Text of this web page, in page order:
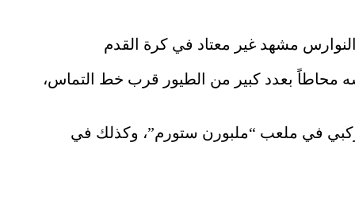
محاطاً بعدد كبير من الطيور قرب خط التماس،
في ملعب “ملبورن ستورم”، وكذلك في